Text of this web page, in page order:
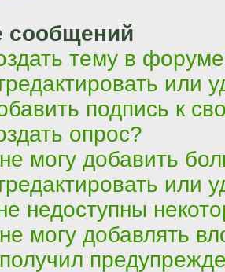
сообщений
тему в
или
подпись к
опрос?
могу добавить
или
недоступны
могу добавлять